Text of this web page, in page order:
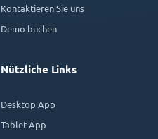
Kontaktieren Sie uns
Demo buchen
Nützliche Links
Desktop App
Tablet App